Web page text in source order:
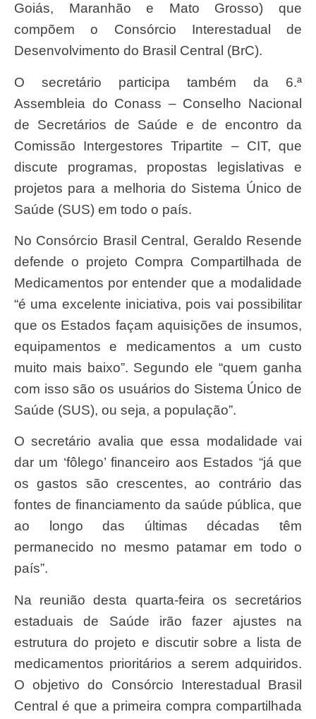
Goiás, Maranhão e Mato Grosso) que
compõem o Consórcio Interestadual de
Desenvolvimento do Brasil Central (BrC).
O secretário participa também da 6.ª
Assembleia do Conass – Conselho Nacional
de Secretários de Saúde e de encontro da
Comissão Intergestores Tripartite – CIT, que
discute programas, propostas legislativas e
projetos para a melhoria do Sistema Único de
Saúde (SUS) em todo o país.
No Consórcio Brasil Central, Geraldo Resende
defende o projeto Compra Compartilhada de
Medicamentos por entender que a modalidade
“é uma excelente iniciativa, pois vai possibilitar
que os Estados façam aquisições de insumos,
equipamentos e medicamentos a um custo
muito mais baixo”. Segundo ele “quem ganha
com isso são os usuários do Sistema Único de
Saúde (SUS), ou seja, a população”.
O secretário avalia que essa modalidade vai
dar um ‘fôlego’ financeiro aos Estados “já que
os gastos são crescentes, ao contrário das
fontes de financiamento da saúde pública, que
ao longo das últimas décadas têm
permanecido no mesmo patamar em todo o
país”.
Na reunião desta quarta-feira os secretários
estaduais de Saúde irão fazer ajustes na
estrutura do projeto e discutir sobre a lista de
medicamentos prioritários a serem adquiridos.
O objetivo do Consórcio Interestadual Brasil
Central é que a primeira compra compartilhada